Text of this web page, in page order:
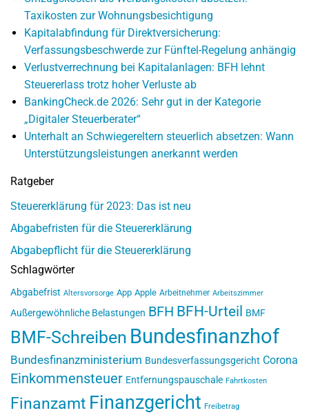
Taxikosten zur Wohnungsbesichtigung
Kapitalabfindung für Direktversicherung:
Verfassungsbeschwerde zur Fünftel-Regelung anhängig
Verlustverrechnung bei Kapitalanlagen: BFH lehnt
Steuererlass trotz hoher Verluste ab
BankingCheck.de 2026: Sehr gut in der Kategorie
„Digitaler Steuerberater“
Unterhalt an Schwiegereltern steuerlich absetzen: Wann
Unterstützungsleistungen anerkannt werden
Ratgeber
Steuererklärung für 2023: Das ist neu
Abgabefristen für die Steuererklärung
Abgabepflicht für die Steuererklärung
Schlagwörter
Abgabefrist Altersvorsorge App Apple Arbeitnehmer Arbeitszimmer
Außergewöhnliche Belastungen BFH BFH-Urteil BMF
BMF-Schreiben Bundesfinanzhof
Bundesfinanzministerium Bundesverfassungsgericht Corona
Einkommensteuer Entfernungspauschale Fahrtkosten
Finanzamt Finanzgericht Freibetrag